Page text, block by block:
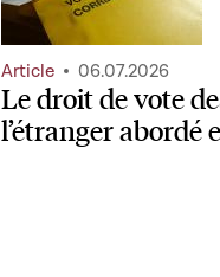
Le droit de vote
l’étranger abordé
Article 06.07.2026